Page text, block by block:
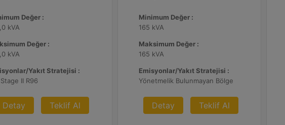
Değer :
kVA
Değer :
kVA
Yakıt Stratejisi :
II R96
Detay Teklif Al
Minimum Değer :
165 kVA
Maksimum Değer :
165 kVA
Emisyonlar/Yakıt Stratejisi :
Yönetmelik Bulunmayan Bölge
Detay Teklif Al